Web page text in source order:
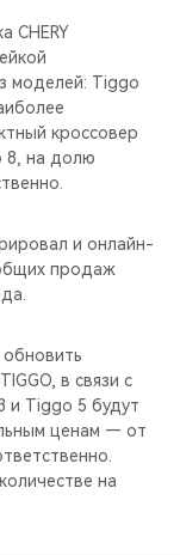
CHERY
моделей: Tiggo
кроссовер
8, на долю
и онлайн-
продаж
в связи с
и Tiggo 5 будут
ценам — от
на